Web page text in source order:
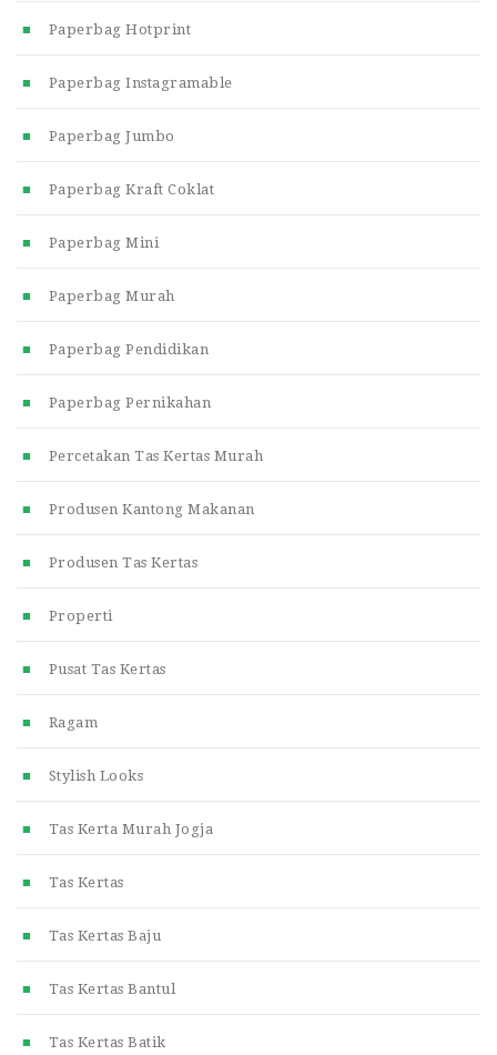
Paperbag Hotprint
Paperbag Instagramable
Paperbag Jumbo
Paperbag Kraft Coklat
Paperbag Mini
Paperbag Murah
Paperbag Pendidikan
Paperbag Pernikahan
Percetakan Tas Kertas Murah
Produsen Kantong Makanan
Produsen Tas Kertas
Properti
Pusat Tas Kertas
Ragam
Stylish Looks
Tas Kerta Murah Jogja
Tas Kertas
Tas Kertas Baju
Tas Kertas Bantul
Tas Kertas Batik